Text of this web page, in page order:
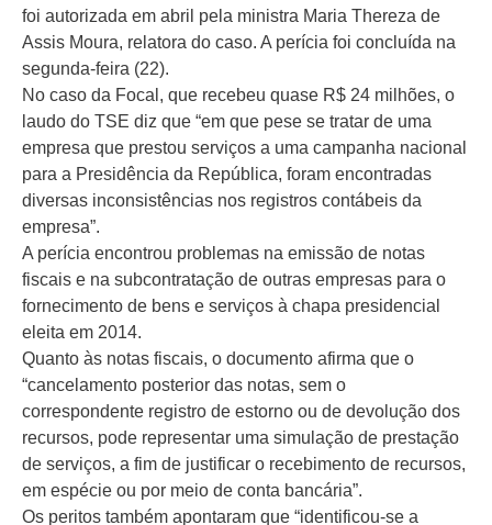
foi autorizada em abril pela ministra Maria Thereza de
Assis Moura, relatora do caso. A perícia foi concluída na
segunda-feira (22).
No caso da Focal, que recebeu quase R$ 24 milhões, o
laudo do TSE diz que “em que pese se tratar de uma
empresa que prestou serviços a uma campanha nacional
para a Presidência da República, foram encontradas
diversas inconsistências nos registros contábeis da
empresa”.
A perícia encontrou problemas na emissão de notas
fiscais e na subcontratação de outras empresas para o
fornecimento de bens e serviços à chapa presidencial
eleita em 2014.
Quanto às notas fiscais, o documento afirma que o
“cancelamento posterior das notas, sem o
correspondente registro de estorno ou de devolução dos
recursos, pode representar uma simulação de prestação
de serviços, a fim de justificar o recebimento de recursos,
em espécie ou por meio de conta bancária”.
Os peritos também apontaram que “identificou-se a